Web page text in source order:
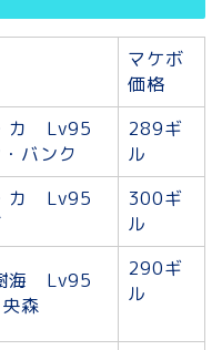
マケボ
価格
カ Lv95
バンク
289ギ
ル
カ Lv95
300ギ
ル
海 Lv95
森
290ギ
ル